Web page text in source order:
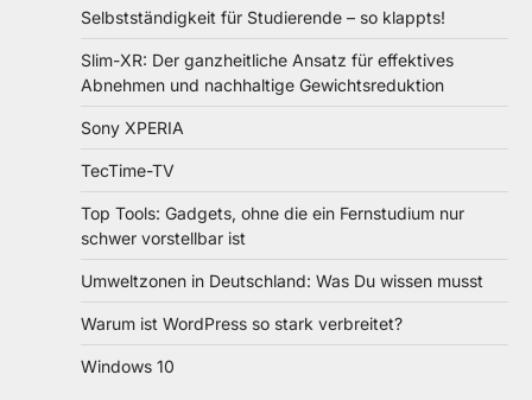
Selbstständigkeit für Studierende – so klappts!
Slim-XR: Der ganzheitliche Ansatz für effektives
Abnehmen und nachhaltige Gewichtsreduktion
Sony XPERIA
TecTime-TV
Top Tools: Gadgets, ohne die ein Fernstudium nur
schwer vorstellbar ist
Umweltzonen in Deutschland: Was Du wissen musst
Warum ist WordPress so stark verbreitet?
Windows 10